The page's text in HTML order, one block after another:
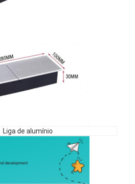
recessada
mesa de conferências
hidráulica
mesa
montada na mesa
Liga de alumínio